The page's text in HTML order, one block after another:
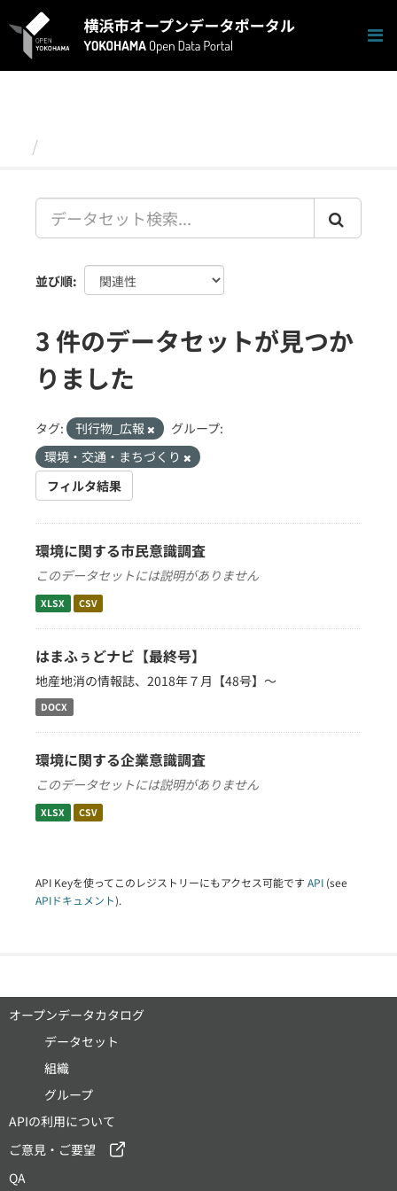
キ
並び順
3 件のデータセットが見つか
りました
タグ: 刊行物_広報
グループ:
環境・交通・まちづくり
フィルタ結果
環境に関する市民意識調査
このデータセットには説明がありません
XLSX CSV
はまふぅどナビ【最終号】
地産地消の情報誌、2018年７月【48号】～
DOCX
環境に関する企業意識調査
このデータセットには説明がありません
XLSX CSV
API Keyを使ってこのレジストリーにもアクセス可能です API (see
APIドキュメント).
オープンデータカタログ
データセット
組織
グループ
APIの利用について
ご意見・ご要望
QA